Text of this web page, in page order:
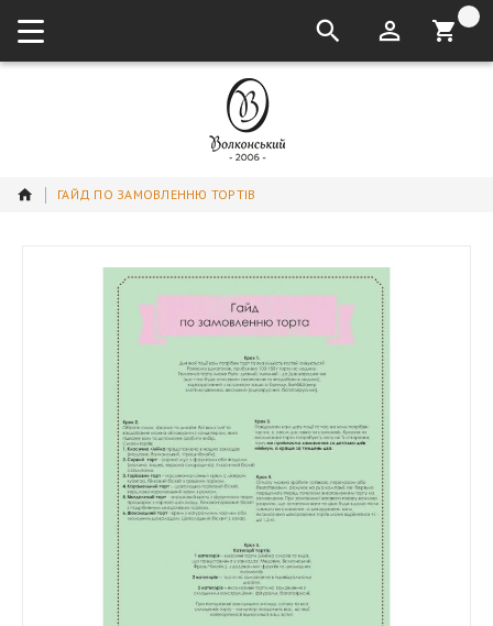
кошик:
ГАЙД ПО ЗАМОВЛЕННЮ ТОРТІВ
зображень